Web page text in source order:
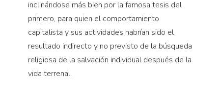
inclinándose más bien por la famosa tesis del
primero, para quien el comportamiento
capitalista y sus actividades habrían sido el
resultado indirecto y no previsto de la búsqueda
religiosa de la salvación individual después de la
vida terrenal.